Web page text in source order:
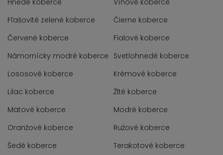
Hnedé koberce
Vínové koberce
Fľašovité zelené koberce
Čierne koberce
Červené koberce
Fialové koberce
Námornícky modré koberce Svetlohnedé koberce
Lososové koberce
Krémové koberce
Lilac koberce
Žlté koberce
Mätové koberce
Modré koberce
Oranžové koberce
Ružové koberce
Šedé koberce
Terakotové koberce